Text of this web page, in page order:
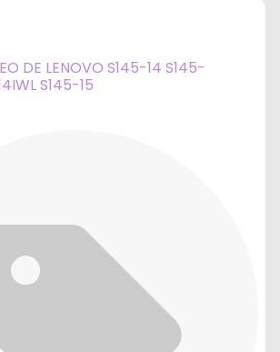
DE LENOVO S145-14 S145-
S145-15